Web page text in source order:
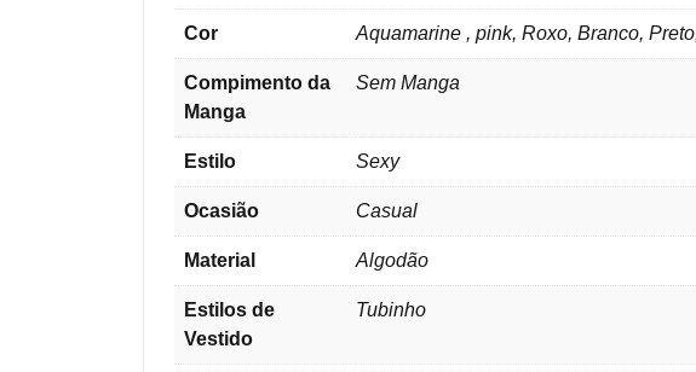
Cor Aquamarine , pink, Roxo, Branco,
Compimento da
Manga
Sem Manga
Estilo Sexy
Ocasião Casual
Material Algodão
Estilos de
Vestido
Tubinho